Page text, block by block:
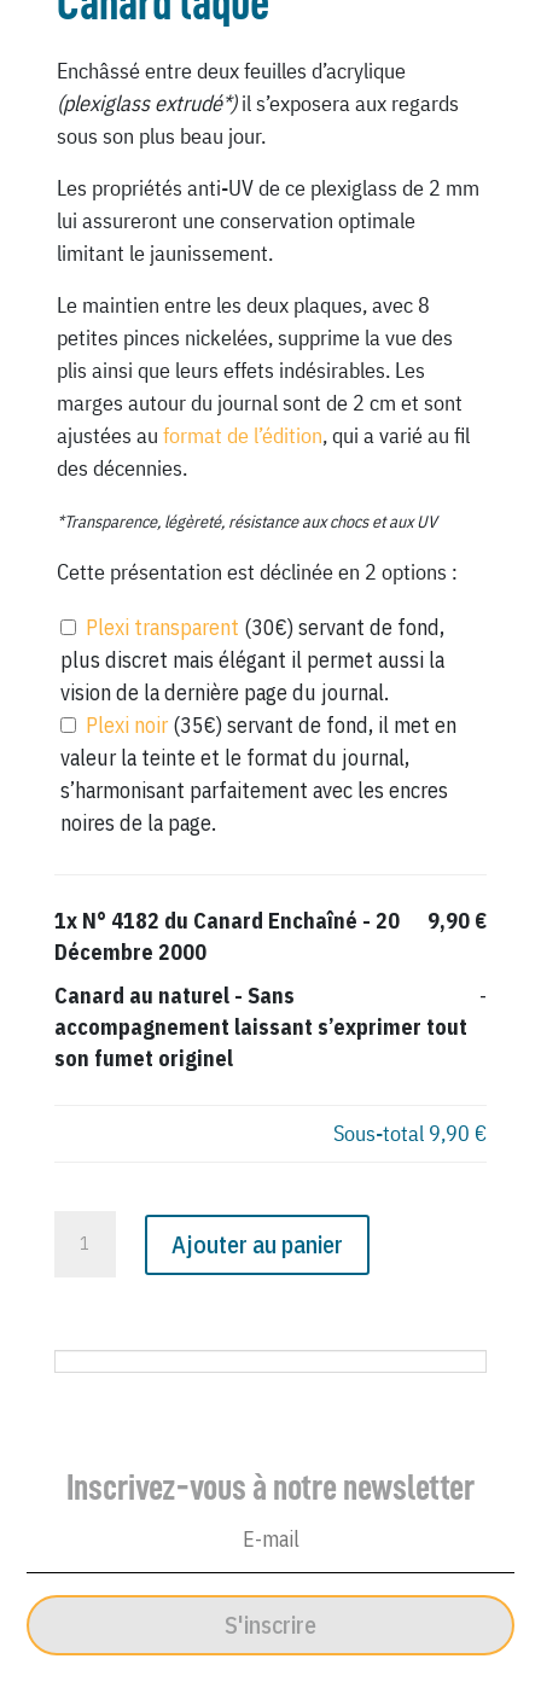
Enchâssé entre deux feuilles d’acrylique
(plexiglass extrudé*)il s’exposera aux regards
sous son plus beau jour.
Les propriétés anti-UV de ce plexiglass de 2 mm
lui assureront une conservation optimale
limitant le jaunissement.
Le maintien entre les deux plaques, avec 8
petites pinces nickelées, supprime la vue des
plis ainsi que leurs effets indésirables. Les
marges autour du journal sont de 2 cm et sont
ajustées au format de l’édition, qui a varié au fil
des décennies.
*Transparence, légèreté, résistance aux chocs et aux UV
Cette présentation est déclinée en 2 options :
Plexi transparent (30€) servant de fond,
plus discret mais élégant il permet aussi la
vision de la dernière page du journal.
Plexi noir (35€) servant de fond, il met en
valeur la teinte et le format du journal,
s’harmonisant parfaitement avec les encres
noires de la page.
1x N° 4182 du Canard Enchaîné - 20
Décembre 2000
9,90 €
Canard au naturel- Sans
accompagnement laissant s’exprimer tout
son fumet originel
-
Sous-total 9,90 €
du
20
Ajouter au panier
Inscrivez-vous à notre newsletter
S'inscrire